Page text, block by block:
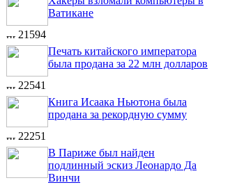
Ватикане
21594
Печать китайского императора
была продана за 22 млн долларов
22541
Книга Исаака Ньютона была
продана за рекордную сумму
22251
В Париже был найден
подлинный эскиз Леонардо Да
Винчи